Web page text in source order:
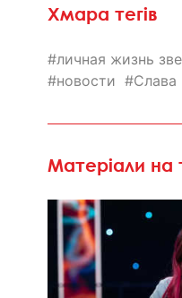
Хмара тегів
личная жизнь
новости
Слава
Матеріали на